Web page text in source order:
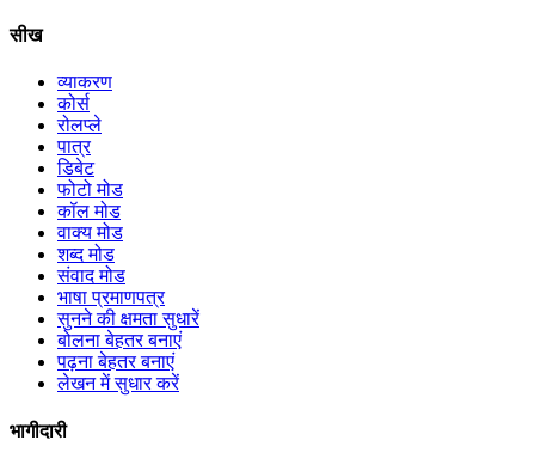
सीख
व्याकरण
कोर्स
रोलप्ले
पात्र
डिबेट
फोटो मोड
कॉल मोड
वाक्य मोड
शब्द मोड
संवाद मोड
भाषा प्रमाणपत्र
सुनने की क्षमता सुधारें
बोलना बेहतर बनाएं
पढ़ना बेहतर बनाएं
लेखन में सुधार करें
भागीदारी